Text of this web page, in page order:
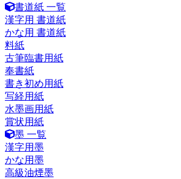
書道紙 一覧
漢字用 書道紙
かな用 書道紙
料紙
古筆臨書用紙
奉書紙
書き初め用紙
写経用紙
水墨画用紙
賞状用紙
墨 一覧
漢字用墨
かな用墨
高級油煙墨